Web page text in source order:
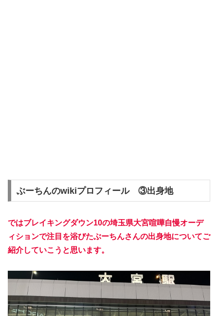
ぶーちんのwikiプロフィール ③出身地
ではブレイキングダウン10の埼玉県大宮喧嘩自慢オーデ
ィションで注目を浴びたぶーちんさんの出身地についてご
紹介していこうと思います。